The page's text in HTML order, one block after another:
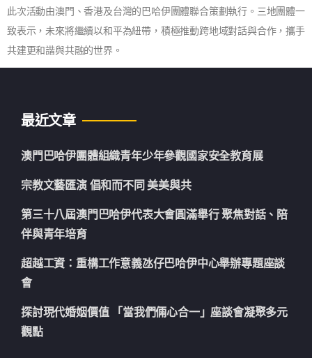
此次活動由澳門、香港及台灣的巴哈伊團體聯合策劃執行。三地團體一
致表示，未來將繼續以和平為紐帶，積極推動跨地域對話與合作，攜手
共建更和諧與共融的世界。
最近文章
澳門巴哈伊團體組織青年少年參觀國家安全教育展
宗教文藝匯演 倡和而不同 美美與共
第三十八屆澳門巴哈伊代表大會圓滿舉行 聚焦對話、陪
伴與青年培育
超越工資：重構工作意義氹仔巴哈伊中心舉辦專題座談
會
探討現代婚姻價值 「當我們倆心合一」座談會凝聚多元
觀點